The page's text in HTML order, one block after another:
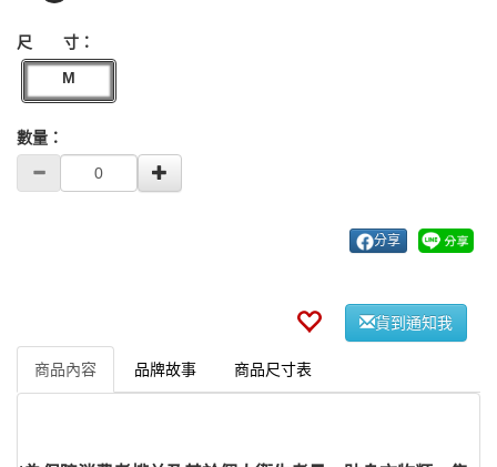
尺 寸：
M
數量：
分享
貨到通知我
商品內容 品牌故事 商品尺寸表